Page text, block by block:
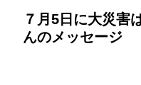
７月5日に大災害
んのメッセージ